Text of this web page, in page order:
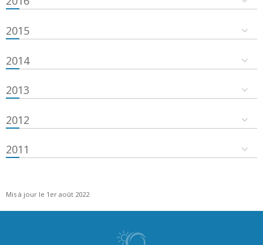
2015
2014
2013
2012
2011
Mis à jour le 1er août 2022